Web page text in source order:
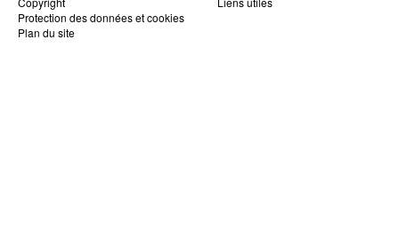
Protection des données et cookies
Plan du site